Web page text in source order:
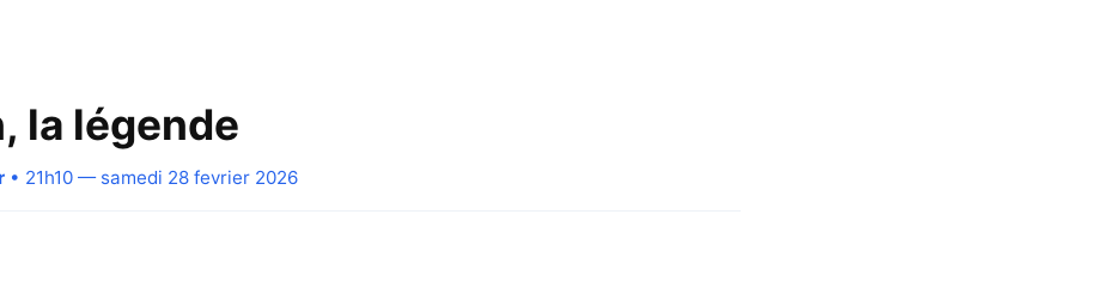
la légende
• 21h10 — samedi 28 fevrier 2026